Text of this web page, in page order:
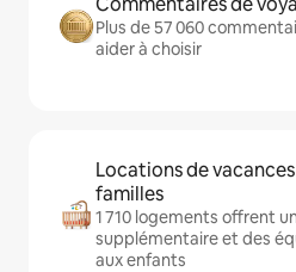
Plus de 57 060
aider à choisir
Locations de
familles
1 710 logements offrent
supplémentaire et des
aux enfants